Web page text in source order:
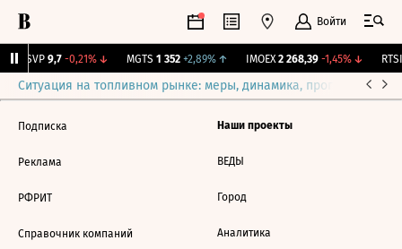
Войти
BISVP 9,7 -0,21%↓ MGTS 1 352 +2,89%↑ IMOEX 2 268,39 -1,45%↓ RTSI
Ситуация на топливном рынке: меры, динамика, прогнозы
Подписка
Реклама
РФРИТ
Справочник компаний
Наши проекты
ВЕДЫ
Город
Аналитика